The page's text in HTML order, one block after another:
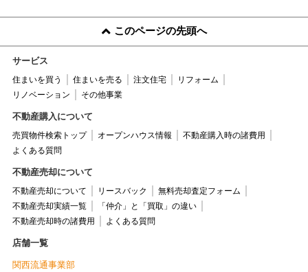
このページの先頭へ
サービス
住まいを買う 住まいを売る 注文住宅
リフォーム
リノベーション
その他事業
不動産購入について
売買物件検索トップ オープンハウス情報
不動産購入時の諸費用
よくある質問
不動産売却について
不動産売却について リースバック
無料売却査定フォーム
不動産売却実績一覧
「仲介」と「買取」の違い
不動産売却時の諸費用
よくある質問
店舗一覧
関西流通事業部